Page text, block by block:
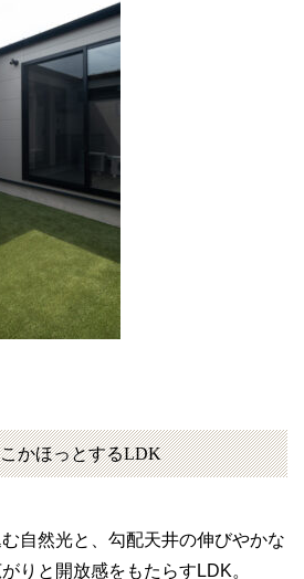
かほっとするLDK
自然光と、勾配天井の伸びやかな
りと開放感をもたらすLDK。